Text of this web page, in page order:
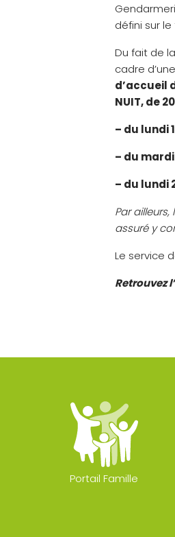
défini sur
Du fait de
cadre
d’accueil
NUIT, de
– du lundi
– du
– du lundi
Par
assuré y
Le service
Retrouvez
Portail Famille